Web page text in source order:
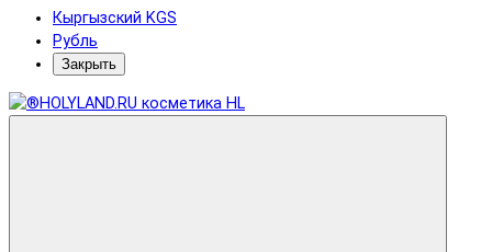
Кыргызский KGS
Рубль
Закрыть